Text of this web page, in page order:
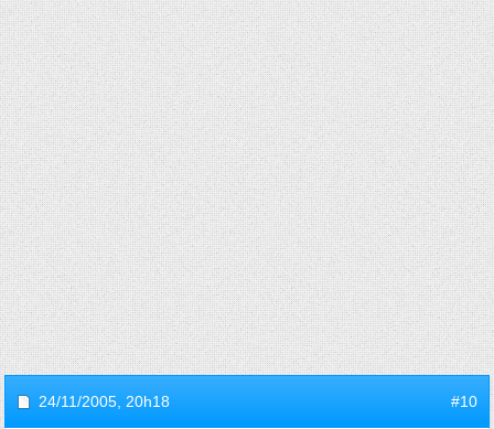
24/11/2005, 20h18 #10